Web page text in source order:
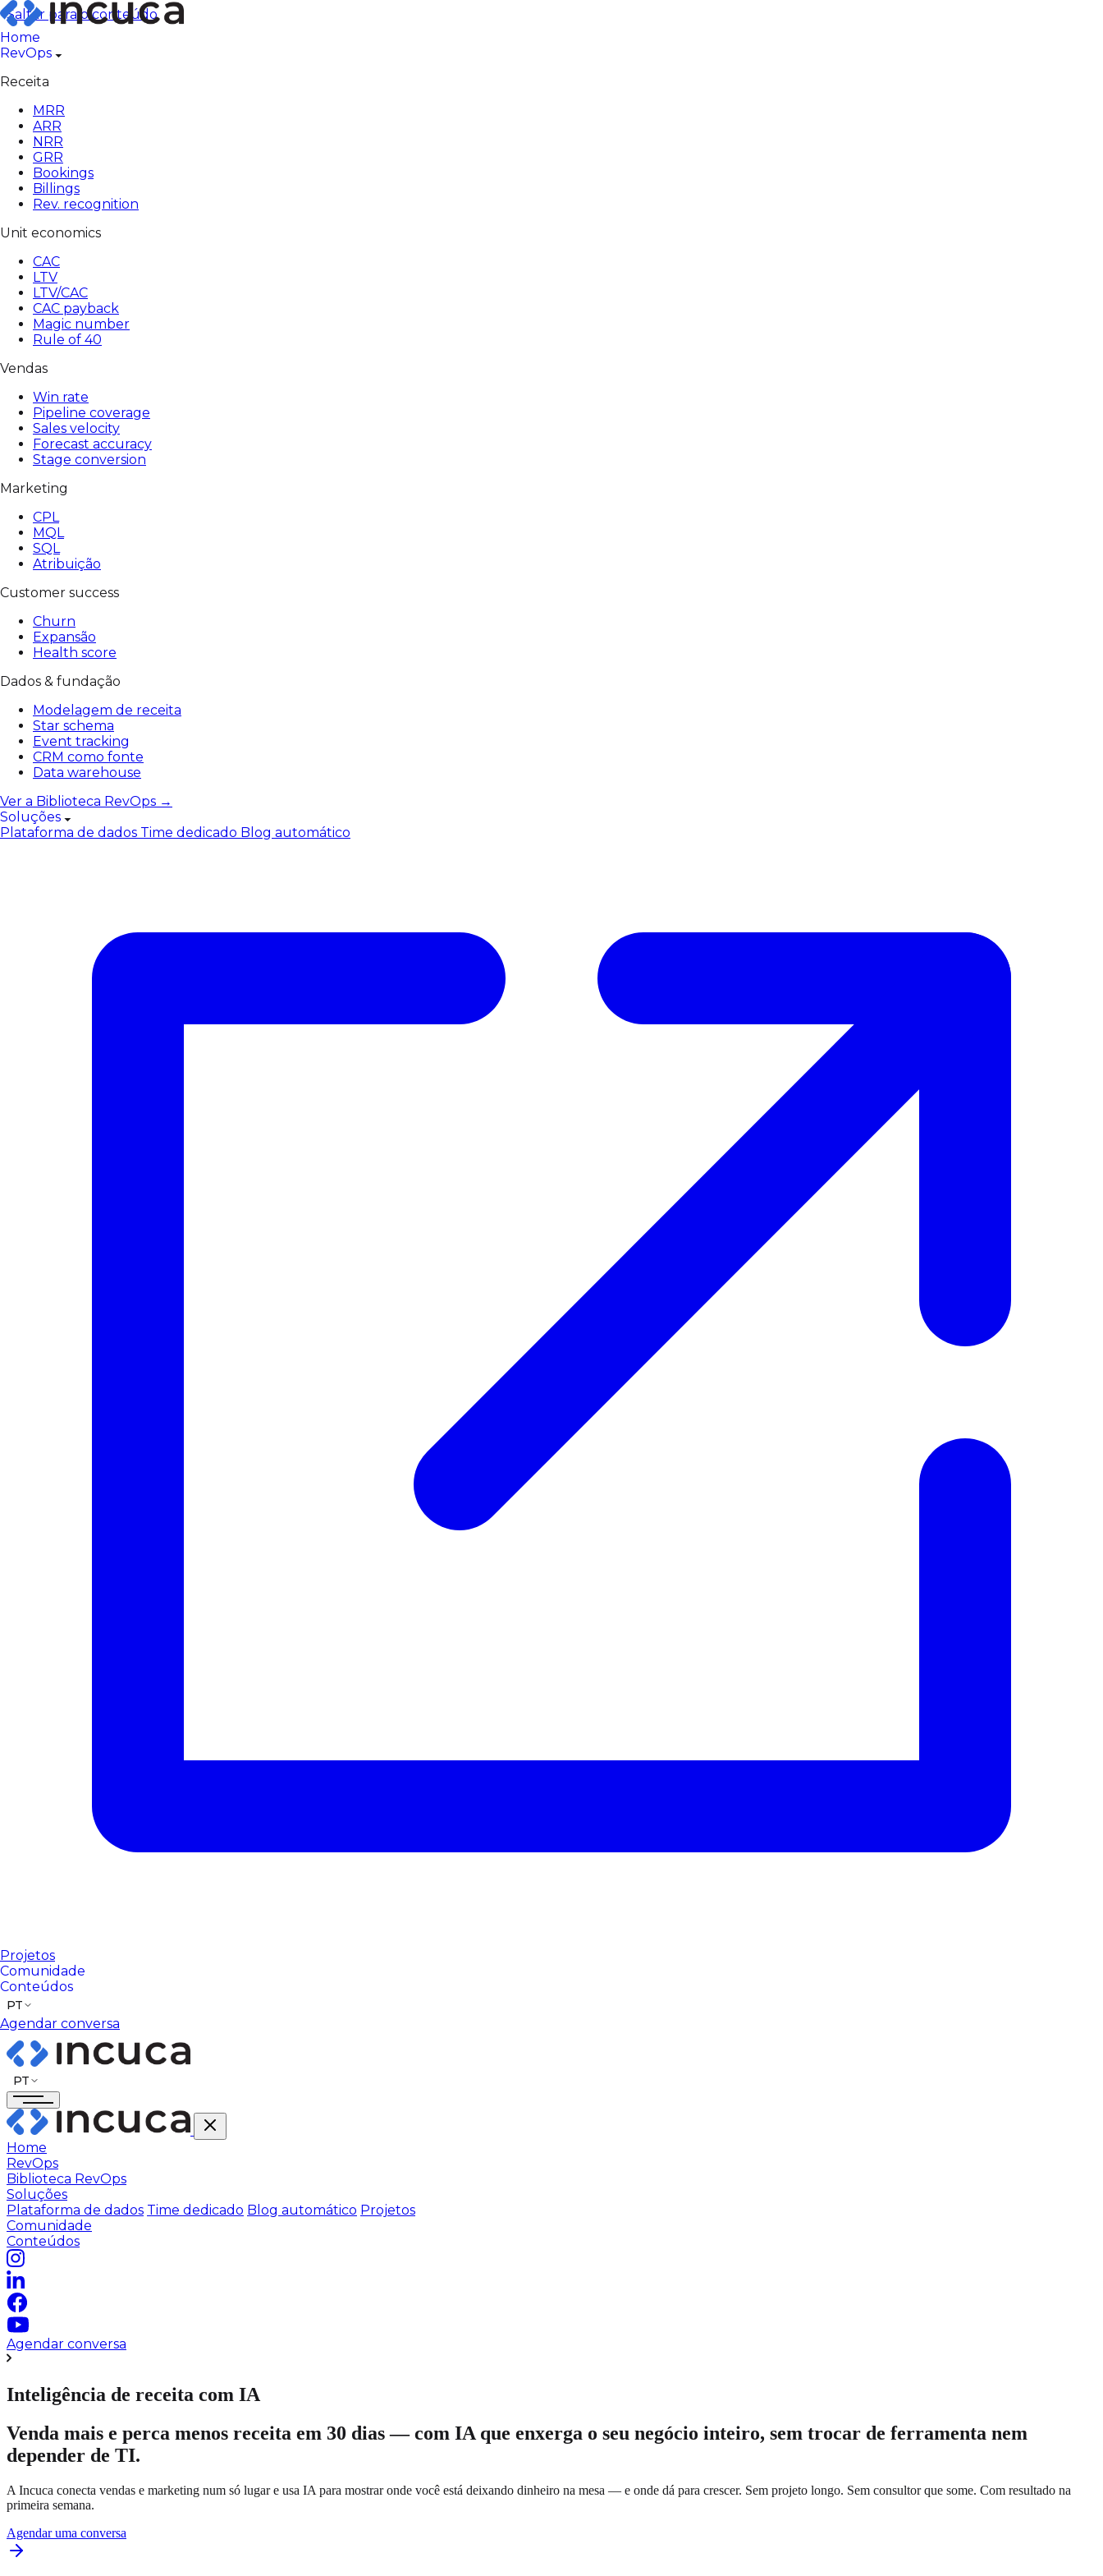
Saltar para o conteúdo
Home
RevOps
Receita
MRR
ARR
NRR
GRR
Bookings
Billings
Rev. recognition
Unit economics
CAC
LTV
LTV/CAC
CAC payback
Magic number
Rule of 40
Vendas
Win rate
Pipeline coverage
Sales velocity
Forecast accuracy
Stage conversion
Marketing
CPL
MQL
SQL
Atribuição
Customer success
Churn
Expansão
Health score
Dados & fundação
Modelagem de receita
Star schema
Event tracking
CRM como fonte
Data warehouse
Ver a Biblioteca RevOps →
Soluções
Plataforma de dados Time dedicado Blog automático
Projetos
Comunidade
Conteúdos
PT
Agendar conversa
PT
Home
RevOps
Biblioteca RevOps
Soluções
Plataforma de dados Time dedicado Blog automático Projetos
Comunidade
Conteúdos
Agendar conversa
Inteligência de receita com IA
Venda mais e perca menos receita em 30 dias — com IA que enxerga o seu negócio inteiro, sem trocar de ferramenta nem
depender de TI.
A Incuca conecta vendas e marketing num só lugar e usa IA para mostrar onde você está deixando dinheiro na mesa — e onde dá para crescer. Sem projeto longo. Sem consultor que some. Com resultado na
primeira semana.
Agendar uma conversa